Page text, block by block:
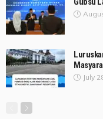
July